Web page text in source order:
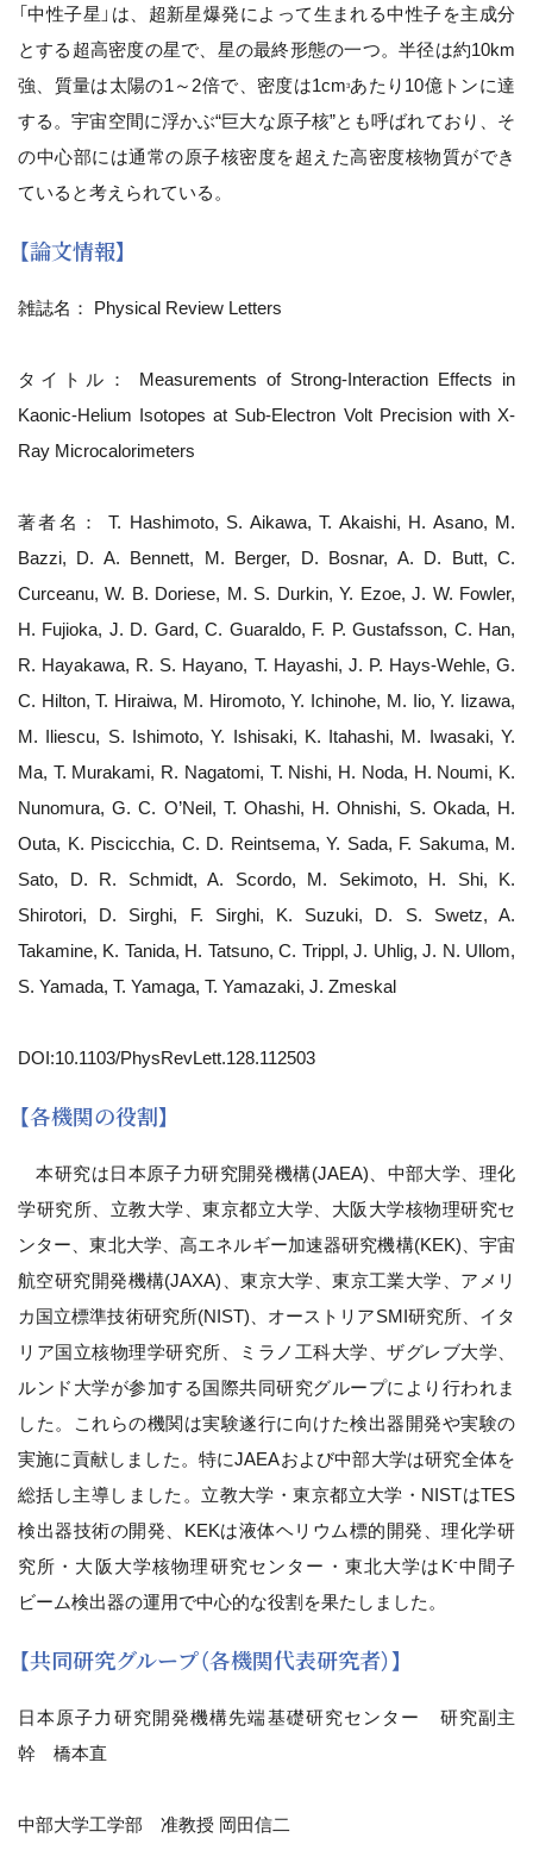
「中性子星」は、超新星爆発によって生まれる中性子を主成分
とする超高密度の星で、星の最終形態の一つ。半径は約10km
強、質量は太陽の1～2倍で、密度は1cm3あたり10億トンに達
する。宇宙空間に浮かぶ“巨大な原子核”とも呼ばれており、そ
の中心部には通常の原子核密度を超えた高密度核物質ができ
ていると考えられている。
【論文情報】
雑誌名： Physical Review Letters
タイトル： Measurements of Strong-Interaction Effects in
Kaonic-Helium Isotopes at Sub-Electron Volt Precision with X-
Ray Microcalorimeters
著者名： T. Hashimoto, S. Aikawa, T. Akaishi, H. Asano, M.
Bazzi, D. A. Bennett, M. Berger, D. Bosnar, A. D. Butt, C.
Curceanu, W. B. Doriese, M. S. Durkin, Y. Ezoe, J. W. Fowler,
H. Fujioka, J. D. Gard, C. Guaraldo, F. P. Gustafsson, C. Han,
R. Hayakawa, R. S. Hayano, T. Hayashi, J. P. Hays-Wehle, G.
C. Hilton, T. Hiraiwa, M. Hiromoto, Y. Ichinohe, M. Iio, Y. Iizawa,
M. Iliescu, S. Ishimoto, Y. Ishisaki, K. Itahashi, M. Iwasaki, Y.
Ma, T. Murakami, R. Nagatomi, T. Nishi, H. Noda, H. Noumi, K.
Nunomura, G. C. O’Neil, T. Ohashi, H. Ohnishi, S. Okada, H.
Outa, K. Piscicchia, C. D. Reintsema, Y. Sada, F. Sakuma, M.
Sato, D. R. Schmidt, A. Scordo, M. Sekimoto, H. Shi, K.
Shirotori, D. Sirghi, F. Sirghi, K. Suzuki, D. S. Swetz, A.
Takamine, K. Tanida, H. Tatsuno, C. Trippl, J. Uhlig, J. N. Ullom,
S. Yamada, T. Yamaga, T. Yamazaki, J. Zmeskal
DOI:10.1103/PhysRevLett.128.112503
【各機関の役割】
本研究は日本原子力研究開発機構(JAEA)、中部大学、理化
学研究所、立教大学、東京都立大学、大阪大学核物理研究セ
ンター、東北大学、高エネルギー加速器研究機構(KEK)、宇宙
航空研究開発機構(JAXA)、東京大学、東京工業大学、アメリ
カ国立標準技術研究所(NIST)、オーストリアSMI研究所、イタ
リア国立核物理学研究所、ミラノ工科大学、ザグレブ大学、
ルンド大学が参加する国際共同研究グループにより行われま
した。これらの機関は実験遂行に向けた検出器開発や実験の
実施に貢献しました。特にJAEAおよび中部大学は研究全体を
総括し主導しました。立教大学・東京都立大学・NISTはTES
検出器技術の開発、KEKは液体ヘリウム標的開発、理化学研
究所・大阪大学核物理研究センター・東北大学はK-中間子
ビーム検出器の運用で中心的な役割を果たしました。
【共同研究グループ（各機関代表研究者）】
日本原子力研究開発機構先端基礎研究センター 研究副主
幹 橋本直
中部大学工学部 准教授 岡田信二